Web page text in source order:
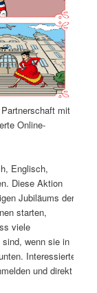
mit
Online-
Englisch,
Diese Aktion
Jubiläums der
starten,
viele
wenn sie in
Interessierte
und direkt